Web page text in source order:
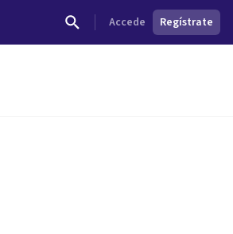
Accede Regístrate